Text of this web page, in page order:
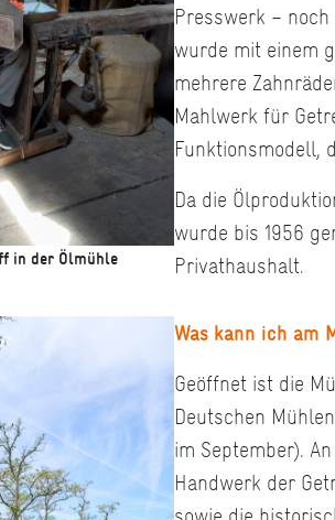
in der Ölmühle
Presswerk –
wurde mit einem
mehrere
Mahlwerk für
Funktionsmodell,
Da die
wurde bis 1956
Privathaushalt.
Was kann ich am
Geöffnet ist die
Deutschen
im September).
Handwerk der